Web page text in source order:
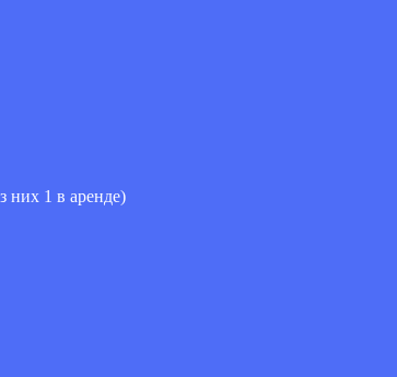
них 1 в аренде)